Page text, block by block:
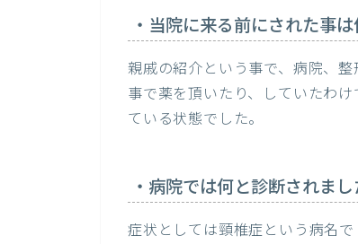
・当院に来る前にされた事
親戚の紹介という事で、病院、
事で薬を頂いたり、していたわ
ている状態でした。
・病院では何と診断されまし
症状としては頸椎症という病名で